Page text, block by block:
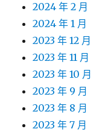
2024 年 2 月
2024 年 1 月
2023 年 12 月
2023 年 11 月
2023 年 10 月
2023 年 9 月
2023 年 8 月
2023 年 7 月